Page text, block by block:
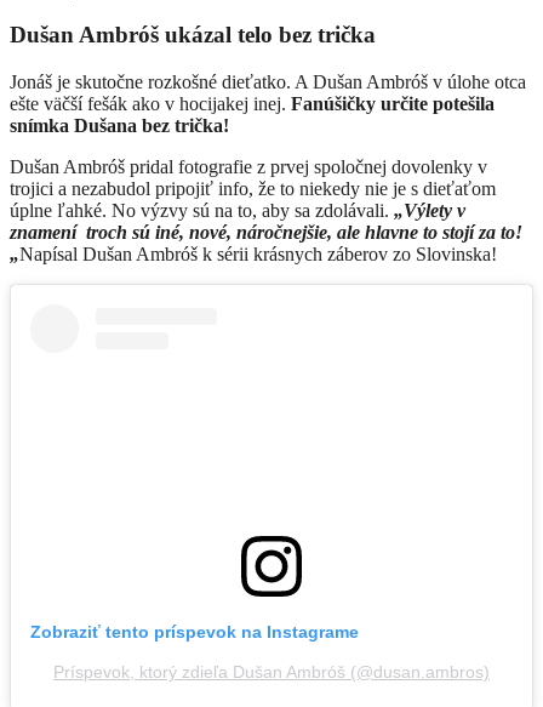
Dušan Ambróš ukázal telo bez trička
Jonáš je skutočne rozkošné dieťatko. A Dušan Ambróš v úlohe otca
ešte väčší fešák ako v hocijakej inej. Fanúšičky určite potešila
snímka Dušana bez trička!
Dušan Ambróš pridal fotografie z prvej spoločnej dovolenky v
trojici a nezabudol pripojiť info, že to niekedy nie je s dieťaťom
úplne ľahké. No výzvy sú na to, aby sa zdolávali. „Výlety v
znamení troch sú iné, nové, náročnejšie, ale hlavne to stojí za to!
„Napísal Dušan Ambróš k sérii krásnych záberov zo Slovinska!
Zobraziť tento príspevok na Instagrame
Príspevok, ktorý zdieľa Dušan Ambróš (@dusan.ambros)